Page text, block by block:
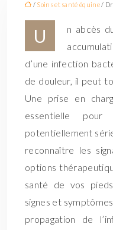
/ Soins et santé équine/
U
n abcès
d’une infection
de douleur, il peut
Une prise en
essentielle pour
potentiellement
reconnaître les
options
santé de vos
signes et
propagation de